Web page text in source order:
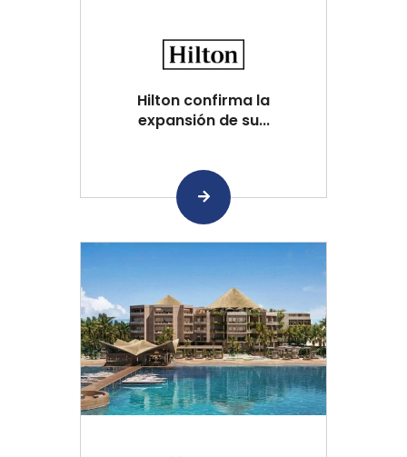
Hilton confirma la
expansión de su...